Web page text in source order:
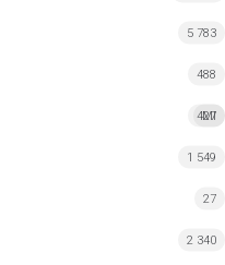
5 783
488
MI
427
1 549
27
2 340